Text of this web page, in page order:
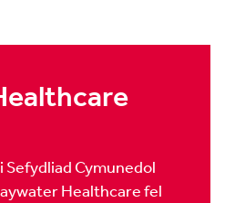
Sefydliad Cymunedol
Healthcare fel